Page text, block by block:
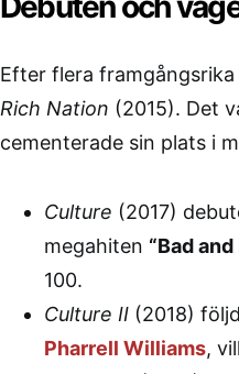
Efter flera
Rich Nation (2015). Det
cementerade sin plats i
Culture (2017)
megahiten “Bad
100.
Culture II (2018)
Pharrell Williams,